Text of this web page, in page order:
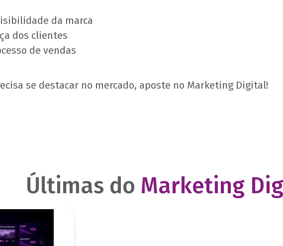
da marca
dos clientes
de vendas
se destacar no mercado, aposte no Marketing Digital!
Últimas do Marketing